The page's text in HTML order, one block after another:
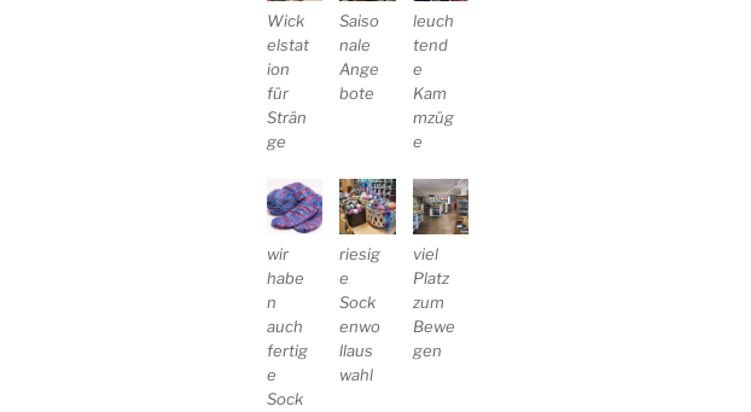
Wick
elstat
ion
für
Strän
ge
Saiso
nale
Ange
bote
leuch
tend
e
Kam
mzüg
e
wir
habe
n
auch
fertig
e
Sock
riesig
e
Sock
enwo
llaus
wahl
viel
Platz
zum
Bewe
gen